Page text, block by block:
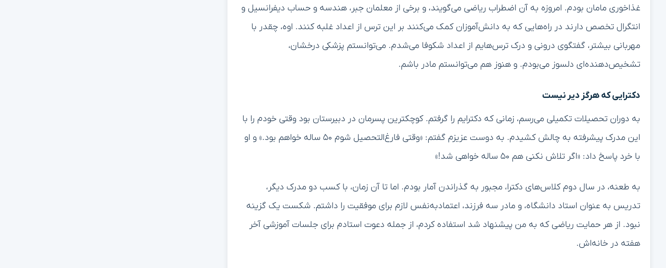
غذاخوری مامان بودم. امروزه به آن اضطراب ریاضی می‌گویند، و برخی از معلمان جبر، هندسه و حساب دیفرانسیل و
انتگرال تخصص دارند در راه‌هایی که به دانش‌آموزان کمک می‌کنند بر این ترس از اعداد غلبه کنند. اوه، چقدر با
مهربانی بیشتر، گفتگوی درونی و درک ترس‌هایم از اعداد شکوفا می‌شدم. می‌توانستم پزشکی درخشان،
تشخیص‌دهنده‌ای دلسوز می‌بودم. و هنوز هم می‌توانستم مادر باشم.
دکترایی که هرگز دیر نیست
به دوران تحصیلات تکمیلی می‌رسم، زمانی که دکترایم را گرفتم. کوچکترین پسرمان در دبیرستان بود وقتی خودم را با
این مدرک پیشرفته به چالش کشیدم. به دوست عزیزم گفتم: «وقتی فارغ‌التحصیل شوم ۵۰ ساله خواهم بود.» و او
با خرد پاسخ داد: «اگر تلاش نکنی هم ۵۰ ساله خواهی شد!»
به طعنه، در سال دوم کلاس‌های دکترا، مجبور به گذراندن آمار بودم. اما تا آن زمان، با کسب دو مدرک دیگر،
تدریس به عنوان استاد دانشگاه، و مادر سه فرزند، اعتمادبه‌نفس لازم برای موفقیت را داشتم. شکست یک گزینه
نبود. از هر حمایت ریاضی که به من پیشنهاد شد استفاده کردم، از جمله دعوت استادم برای جلسات آموزشی آخر
هفته در خانه‌اش.